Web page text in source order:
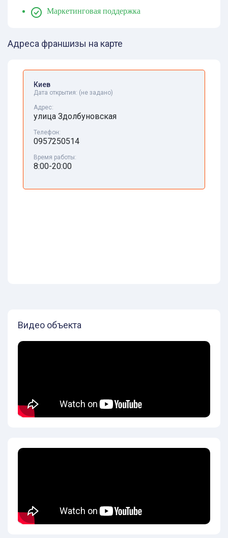
Маркетинговая поддержка
Адреса франшизы на карте
Киев
Дата открытия: (не задано)
Адрес:
улица Здолбуновская
Телефон:
0957250514
Время работы:
8:00-20:00
Видео объекта